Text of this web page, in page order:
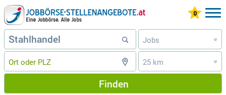
Jobs »
25 km »
Finden